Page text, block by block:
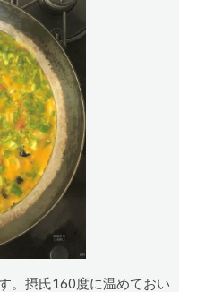
。摂氏160度に温めておい